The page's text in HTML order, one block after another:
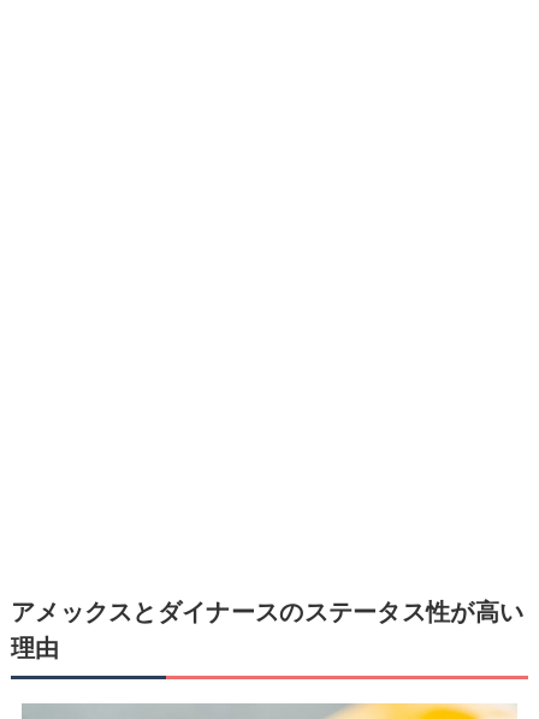
アメックスとダイナースのステータス性が高い
理由